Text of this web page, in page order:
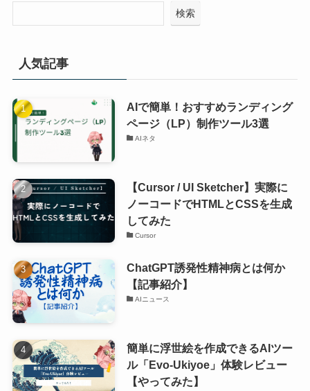
検索
人気記事
AIで簡単！おすすめランディング
ページ（LP）制作ツール3選
AIネタ
【Cursor / UI Sketcher】実際に
ノーコードでHTMLとCSSを生成
してみた
Cursor
ChatGPT誘発性精神病とは何か
【記事紹介】
AIニュース
簡単に浮世絵を作成できるAIツー
ル「Evo-Ukiyoe」体験レビュー
【やってみた】